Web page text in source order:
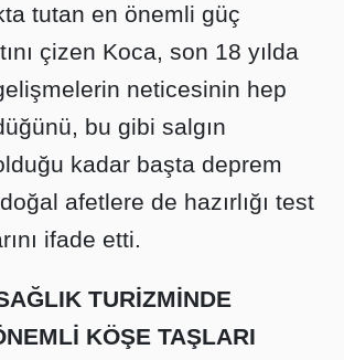
tutan en önemli güç
çizen Koca, son 18 yılda
neticesinin hep
bu gibi salgın
kadar başta deprem
afetlere de hazırlığı test
ifade etti.
TURİZMİNDE
KÖŞE TAŞLARI